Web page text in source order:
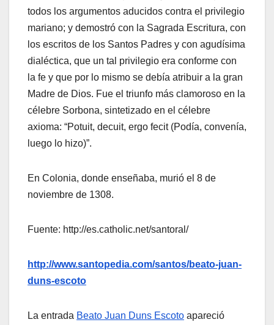
todos los argumentos aducidos contra el privilegio
mariano; y demostró con la Sagrada Escritura, con
los escritos de los Santos Padres y con agudísima
dialéctica, que un tal privilegio era conforme con
la fe y que por lo mismo se debía atribuir a la gran
Madre de Dios. Fue el triunfo más clamoroso en la
célebre Sorbona, sintetizado en el célebre
axioma: “Potuit, decuit, ergo fecit (Podía, convenía,
luego lo hizo)”.
En Colonia, donde enseñaba, murió el 8 de
noviembre de 1308.
Fuente: http://es.catholic.net/santoral/
http://www.santopedia.com/santos/beato-juan-
duns-escoto
La entrada Beato Juan Duns Escoto apareció